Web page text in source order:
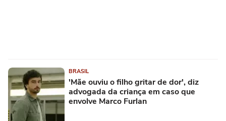
BRASIL
'Mãe ouviu o filho gritar de dor', diz
advogada da criança em caso que
envolve Marco Furlan